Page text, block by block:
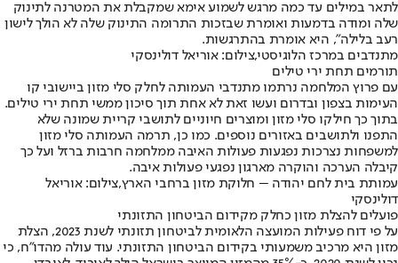
לתאר במילים עד כמה מרגש לשמוע אימא שמקבלת את המטרנה לתינוק
שלה ומודה בדמעות ואומרת שבזכות התרומה התינוק שלה לא הולך לישון
רעב בלילה", היא אומרת בהתרגשות.
מתנדבים במרכז הלוגיסטי,צילום: אוריאל דולינסקי
תורמים תחת ירי טילים
עם פרוץ המלחמה נרתמו מתנדבי העמותה לחלק סלי מזון ביישובי קו
העימות בצפון ובדרום ועשו זאת לא אחת תוך סיכון ממשי תחת ירי טילים.
בתוך כך חילקו סלי מזון ומוצרים חיוניים לתושבי קריית שמונה שלא
התפנו ולתושבים באזורים נוספים. כמו כן, תרמה העמותה סלי מזון
למשפחות נצרכות נפגעות פעולות האיבה ממלחמה חרבות ברזל ועל כך
קיבלה הערכה והוקרה מארגון נפגעי פעולות איבה.
עמותת בית לחם יהודה – חלוקת מזון ברחבי הארץ,צילום: אוריאל
דולינסקי
פועלים להצלת מזון כחלק מקידום הביטחון התזונתי
על פי דוח פעילות המועצה הלאומית לביטחון תזונתי לשנת 2023, הצלת
מזון היא מרכיב משמעותי בקידום הביטחון התזונתי. עוד עולה מהדו"ח, כי